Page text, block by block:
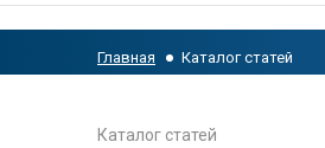
Главная Каталог статей
Каталог статей